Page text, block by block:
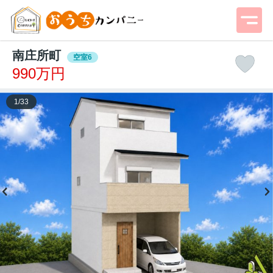
南庄所町 空室6
990万円
1 /33